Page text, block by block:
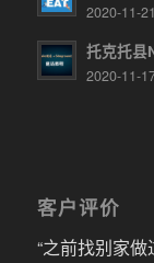
2020-11-
托克托县
2020-11-
客户评价
“之前找别家